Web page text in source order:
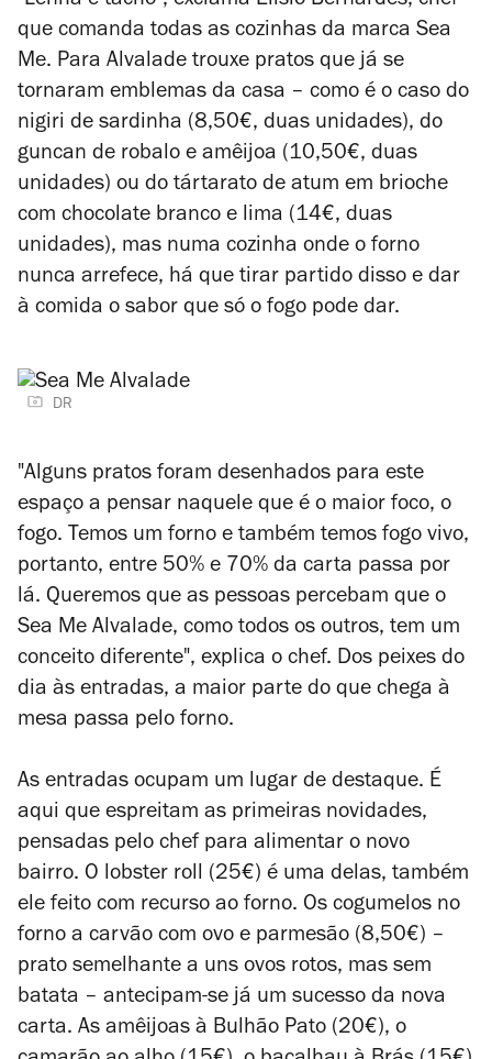
que comanda todas as cozinhas da marca Sea
Me. Para Alvalade trouxe pratos que já se
tornaram emblemas da casa – como é o caso do
nigiri de sardinha (8,50€, duas unidades), do
guncan de robalo e amêijoa (10,50€, duas
unidades) ou do tártarato de atum em brioche
com chocolate branco e lima (14€, duas
unidades), mas numa cozinha onde o forno
nunca arrefece, há que tirar partido disso e dar
à comida o sabor que só o fogo pode dar.
DR
"Alguns pratos foram desenhados para este
espaço a pensar naquele que é o maior foco, o
fogo. Temos um forno e também temos fogo vivo,
portanto, entre 50% e 70% da carta passa por
lá. Queremos que as pessoas percebam que o
Sea Me Alvalade, como todos os outros, tem um
conceito diferente", explica o chef. Dos peixes do
dia às entradas, a maior parte do que chega à
mesa passa pelo forno.
As entradas ocupam um lugar de destaque. É
aqui que espreitam as primeiras novidades,
pensadas pelo chef para alimentar o novo
bairro. O lobster roll (25€) é uma delas, também
ele feito com recurso ao forno. Os cogumelos no
forno a carvão com ovo e parmesão (8,50€) –
prato semelhante a uns ovos rotos, mas sem
batata – antecipam-se já um sucesso da nova
carta. As amêijoas à Bulhão Pato (20€), o